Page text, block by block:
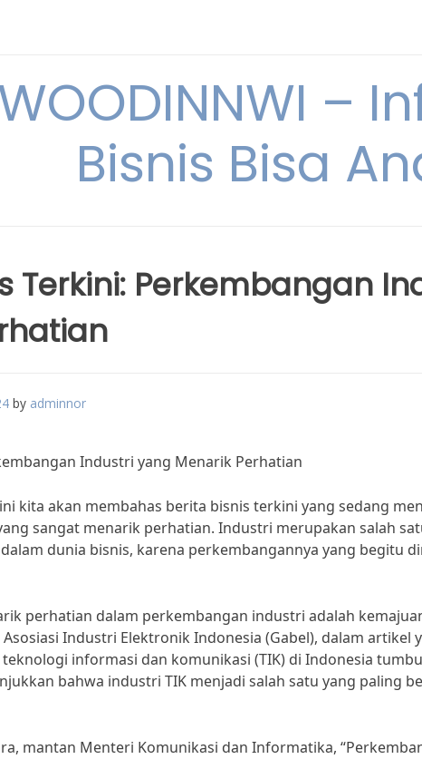
–
Bisnis Bisa
Terkini: Perkembangan
by adminnor
Industri yang Menarik Perhatian
kita akan membahas berita bisnis terkini yang sedang
sangat menarik perhatian. Industri merupakan salah
dunia bisnis, karena perkembangannya yang begitu
perhatian dalam perkembangan industri adalah
Industri Elektronik Indonesia (Gabel), dalam artikel
informasi dan komunikasi (TIK) di Indonesia
bahwa industri TIK menjadi salah satu yang paling
mantan Menteri Komunikasi dan Informatika,